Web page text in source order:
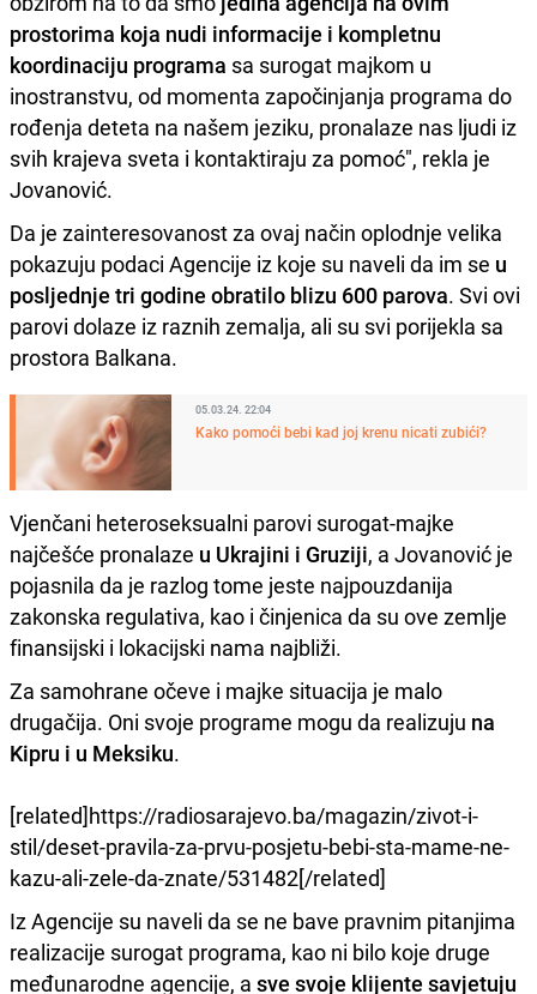
prostorima koja nudi informacije i kompletnu
koordinaciju programa sa surogat majkom u
inostranstvu, od momenta započinjanja programa do
rođenja deteta na našem jeziku, pronalaze nas ljudi iz
svih krajeva sveta i kontaktiraju za pomoć", rekla je
Jovanović.
Da je zainteresovanost za ovaj način oplodnje velika
pokazuju podaci Agencije iz koje su naveli da im se u
posljednje tri godine obratilo blizu 600 parova. Svi ovi
parovi dolaze iz raznih zemalja, ali su svi porijekla sa
prostora Balkana.
05.03.24. 22:04
Kako pomoći bebi kad joj krenu nicati zubići?
Vjenčani heteroseksualni parovi surogat-majke
najčešće pronalaze u Ukrajini i Gruziji, a Jovanović je
pojasnila da je razlog tome jeste najpouzdanija
zakonska regulativa, kao i činjenica da su ove zemlje
finansijski i lokacijski nama najbliži.
Za samohrane očeve i majke situacija je malo
drugačija. Oni svoje programe mogu da realizuju na
Kipru i u Meksiku.
[related]https://radiosarajevo.ba/magazin/zivot-i-
stil/deset-pravila-za-prvu-posjetu-bebi-sta-mame-ne-
kazu-ali-zele-da-znate/531482[/related]
Iz Agencije su naveli da se ne bave pravnim pitanjima
realizacije surogat programa, kao ni bilo koje druge
međunarodne agencije, a sve svoje klijente savjetuju